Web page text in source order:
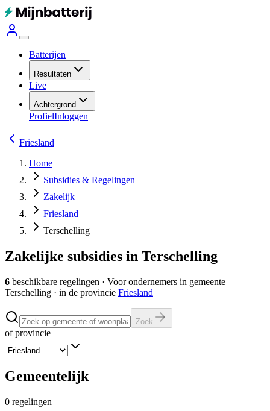
Batterijen
Resultaten
Live
Achtergrond
ProfielInloggen
Friesland
Home
Subsidies & Regelingen
Zakelijk
Friesland
Terschelling
Zakelijke subsidies in Terschelling
6 beschikbare regelingen · Voor ondernemers in gemeente
Terschelling · in de provincie Friesland
Zoek
of provincie
Gemeentelijk
0 regelingen